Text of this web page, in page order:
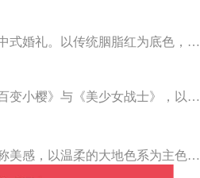
一款国风韵味，撞色搭配的中式婚礼。以传统胭脂红为底色，黛蓝色花鸟点缀其中，热情的红色和低调的古风书画色相辅相成。
灵感来源于90后经典动漫《百变小樱》与《美少女战士》，以柔美梦幻的马卡龙色系为主色调，融合精灵萌宠与星星魔法阵等元素，为遗落凡间的公主搭建一个召唤王子的舞台。
灵感来源于几何线条的不对称美感，以温柔的大地色系为主色调，空间上，利用几何线条进行完美切割，配以柔和色系的花艺点缀，构造了一个温馨柔和、清新复古的空间。